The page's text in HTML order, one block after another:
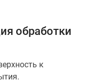
обработки
к